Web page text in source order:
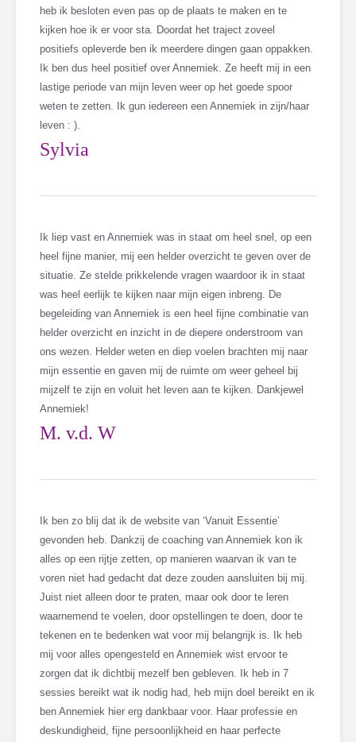
heb ik besloten even pas op de plaats te maken en te
kijken hoe ik er voor sta. Doordat het traject zoveel
positiefs opleverde ben ik meerdere dingen gaan oppakken.
Ik ben dus heel positief over Annemiek. Ze heeft mij in een
lastige periode van mijn leven weer op het goede spoor
weten te zetten. Ik gun iedereen een Annemiek in zijn/haar
leven : ).
Sylvia
Ik liep vast en Annemiek was in staat om heel snel, op een
heel fijne manier, mij een helder overzicht te geven over de
situatie. Ze stelde prikkelende vragen waardoor ik in staat
was heel eerlijk te kijken naar mijn eigen inbreng. De
begeleiding van Annemiek is een heel fijne combinatie van
helder overzicht en inzicht in de diepere onderstroom van
ons wezen. Helder weten en diep voelen brachten mij naar
mijn essentie en gaven mij de ruimte om weer geheel bij
mijzelf te zijn en voluit het leven aan te kijken. Dankjewel
Annemiek!
M. v.d. W
Ik ben zo blij dat ik de website van ‘Vanuit Essentie’
gevonden heb. Dankzij de coaching van Annemiek kon ik
alles op een rijtje zetten, op manieren waarvan ik van te
voren niet had gedacht dat deze zouden aansluiten bij mij.
Juist niet alleen door te praten, maar ook door te leren
waarnemend te voelen, door opstellingen te doen, door te
tekenen en te bedenken wat voor mij belangrijk is. Ik heb
mij voor alles opengesteld en Annemiek wist ervoor te
zorgen dat ik dichtbij mezelf ben gebleven. Ik heb in 7
sessies bereikt wat ik nodig had, heb mijn doel bereikt en ik
ben Annemiek hier erg dankbaar voor. Haar professie en
deskundigheid, fijne persoonlijkheid en haar perfecte